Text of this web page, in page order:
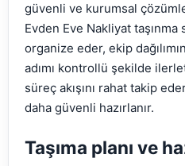
güvenli ve kurumsal
Evden Eve Nakliyat
organize eder, ekip
adımı kontrollü şekilde
süreç akışını rahat takip
daha güvenli hazırlanır.
Taşıma planı ve